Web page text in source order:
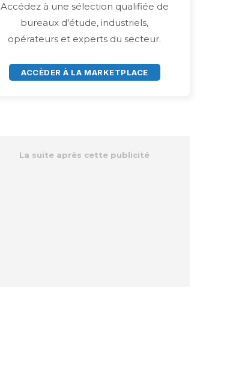
Accédez à une sélection qualifiée de
bureaux d'étude, industriels,
opérateurs et experts du secteur.
ACCÈDER À LA MARKETPLACE